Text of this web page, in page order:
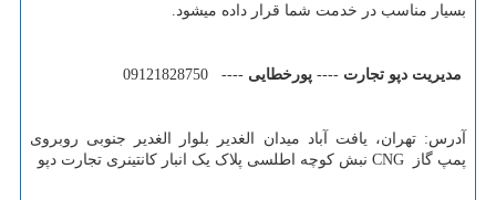
بسیار مناسب در خدمت شما قرار داده میشود.
مدیریت دپو تجارت ---- پورخطایی ---- 09121828750
آدرس: تهران، یافت آباد میدان الغدیر بلوار الغدیر جنوبی روبروی
پمپ گاز CNG نبش کوچه اطلسی پلاک یک انبار کانتینری تجارت دپو